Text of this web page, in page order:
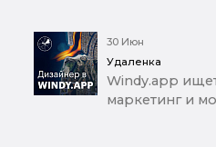
30 Июн
Удаленка
Windy.app
маркетинг и